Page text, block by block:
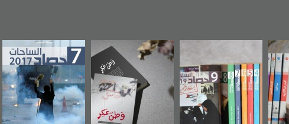
جديدة لمعتقل
عسكري تصدر عن
«مرآة البحرين»
حصاد 2017
عاشوراء البحرين...
ويكيليكس السفارة
الأمريكية